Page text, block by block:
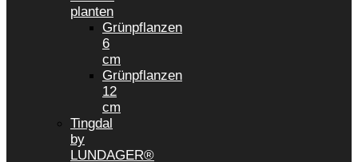
planten
Grünpflanzen
6
cm
Grünpflanzen
12
cm
Tingdal
by
LUNDAGER®